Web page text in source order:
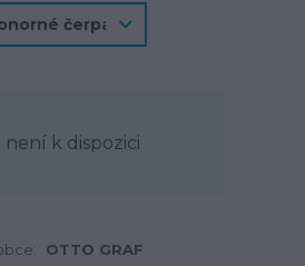
k dispozici
OTTO GRAF